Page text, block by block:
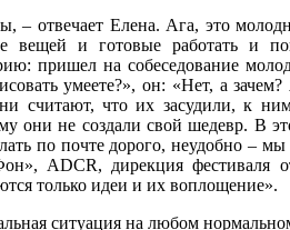
– отвечает Елена. Ага, это
вещей и готовые работать и
пришел на собеседование
умеете?», он: «Нет, а
считают, что их засудили, к
они не создали свой шедевр. В
по почте дорого, неудобно –
ADCR, дирекция фестиваля
только идеи и их воплощение».
ситуация на любом